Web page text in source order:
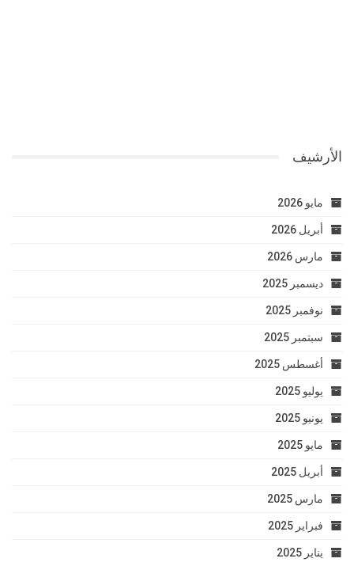
الأرشيف
مايو 2026
أبريل 2026
مارس 2026
ديسمبر 2025
نوفمبر 2025
سبتمبر 2025
أغسطس 2025
يوليو 2025
يونيو 2025
مايو 2025
أبريل 2025
مارس 2025
فبراير 2025
يناير 2025